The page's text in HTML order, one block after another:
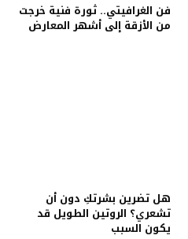
فن الغرافيتي.. ثورة فنية خرجت
من الأزقة إلى أشهر المعارض
هل تضرين بشرتكِ دون أن
تشعري؟ الروتين الطويل قد
يكون السبب